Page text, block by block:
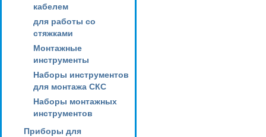
кабелем
для работы со
стяжками
Монтажные
инструменты
Наборы инструментов
для монтажа СКС
Наборы монтажных
инструментов
Приборы для